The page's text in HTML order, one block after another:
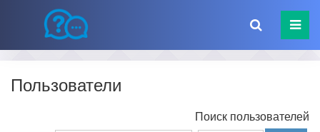
Пользователи
Поиск пользователей